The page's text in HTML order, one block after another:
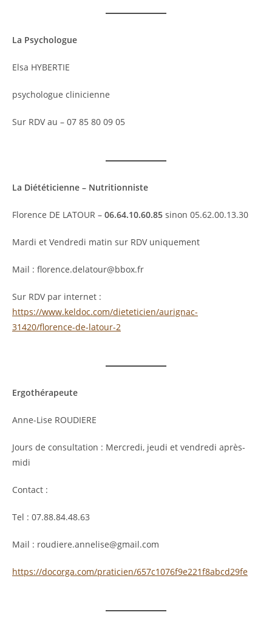
La Psychologue
Elsa HYBERTIE
psychologue clinicienne
Sur RDV au – 07 85 80 09 05
La Diététicienne – Nutritionniste
Florence DE LATOUR – 06.64.10.60.85 sinon 05.62.00.13.30
Mardi et Vendredi matin sur RDV uniquement
Mail : florence.delatour@bbox.fr
Sur RDV par internet :
https://www.keldoc.com/dieteticien/aurignac-
31420/florence-de-latour-2
Ergothérapeute
Anne-Lise ROUDIERE
Jours de consultation : Mercredi, jeudi et vendredi après-
midi
Contact :
Tel : 07.88.84.48.63
Mail : roudiere.annelise@gmail.com
https://docorga.com/praticien/657c1076f9e221f8abcd29fe